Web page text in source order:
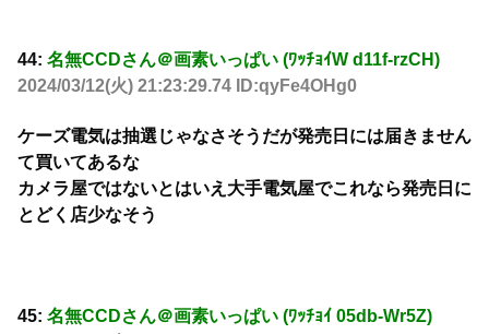
44: 名無CCDさん＠画素いっぱい (ﾜｯﾁｮｲW d11f-rzCH)
2024/03/12(火) 21:23:29.74 ID:qyFe4OHg0
ケーズ電気は抽選じゃなさそうだが発売日には届きません
て買いてあるな
カメラ屋ではないとはいえ大手電気屋でこれなら発売日に
とどく店少なそう
45: 名無CCDさん＠画素いっぱい (ﾜｯﾁｮｲ 05db-Wr5Z)